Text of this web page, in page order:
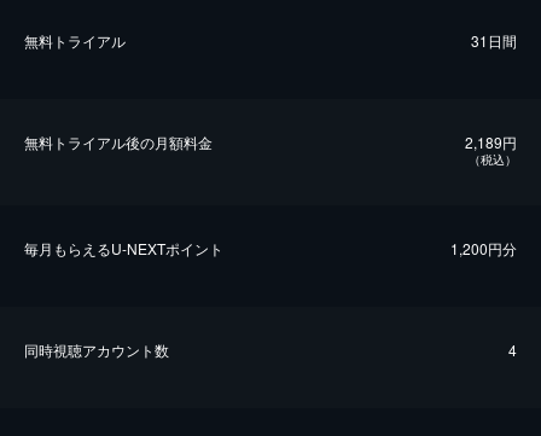
無料トライアル 31日間
無料トライアル後の⽉額料金 2,189円
（税込）
毎⽉もらえるU-NEXTポイント 1,200円分
同時視聴アカウント数 4